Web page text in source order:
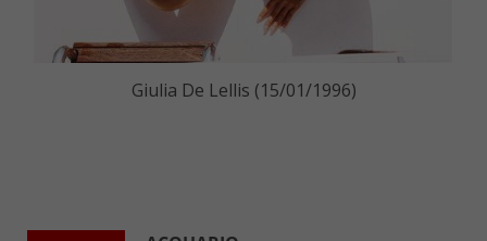
Giulia De Lellis (15/01/1996)